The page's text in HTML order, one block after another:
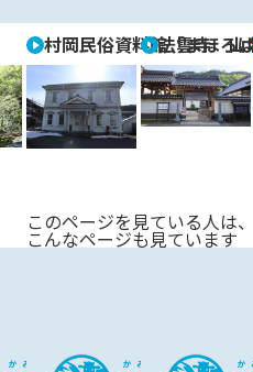
vi
o
u
s
村岡民俗資料館「まほろ
法雲寺 山
このページを見ている人は、
こんなページも見ています